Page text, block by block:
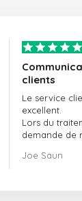
clients
Le service
excellent.
Lors du
demande de
Joe Saun